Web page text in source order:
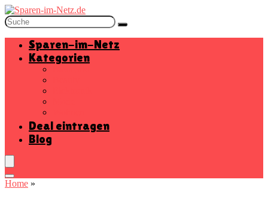
Sparen-im-Netz
Kategorien
Deal eintragen
Blog
Home »